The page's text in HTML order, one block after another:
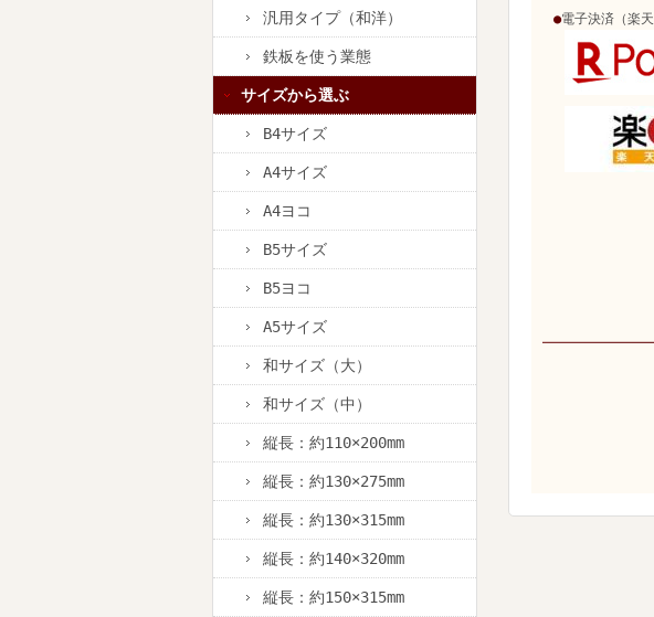
汎用タイプ（和洋）
鉄板を使う業態
サイズから選ぶ
B4サイズ
A4サイズ
A4ヨコ
B5サイズ
B5ヨコ
A5サイズ
和サイズ（大）
和サイズ（中）
縦長：約110×200mm
縦長：約130×275mm
縦長：約130×315mm
縦長：約140×320mm
縦長：約150×315mm
●電子決済（楽